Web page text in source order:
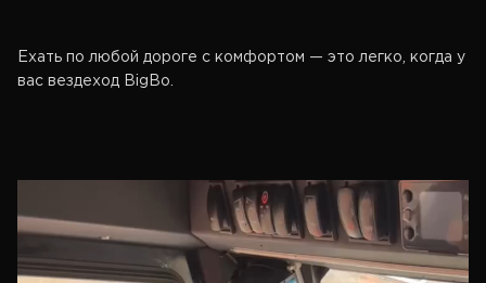
Ехать по любой дороге с комфортом — это легко, когда у
вас вездеход BigBo.